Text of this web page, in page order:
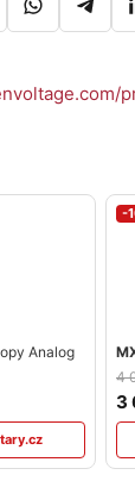
Analog
-
4
3